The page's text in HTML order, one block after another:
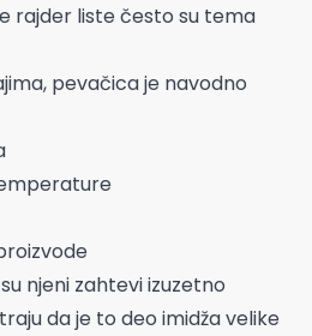
rajder liste često su tema
pevačica je navodno
njeni zahtevi izuzetno
da je to deo imidža velike